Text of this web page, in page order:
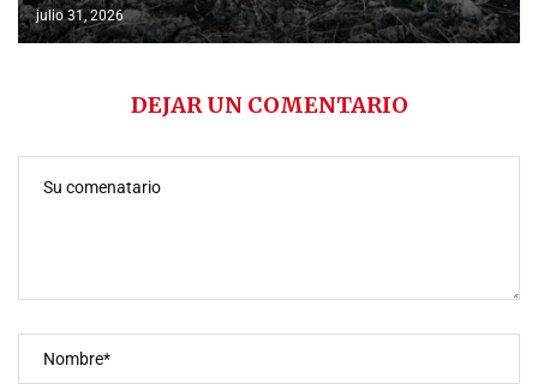
julio 31, 2026
DEJAR UN COMENTARIO